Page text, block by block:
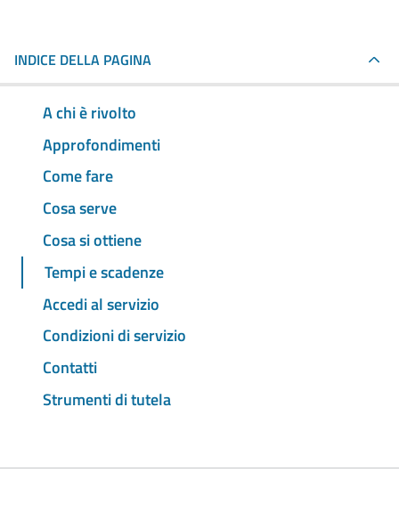
INDICE DELLA PAGINA
A chi è rivolto
Approfondimenti
Come fare
Cosa serve
Cosa si ottiene
Tempi e scadenze
Accedi al servizio
Condizioni di servizio
Contatti
Strumenti di tutela